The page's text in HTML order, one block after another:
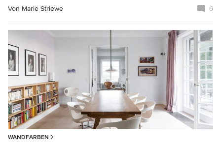
Von Marie Striewe 6
WANDFARBEN